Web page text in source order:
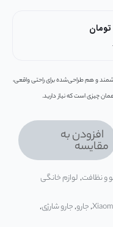
تومان
و هم طراحی‌شده برای راحتی واقعی،
چیزی است که نیاز دارید.
افزودن به
مقایسه
نظافت,لوازم خانگی
,جارو,جارو شارژی,